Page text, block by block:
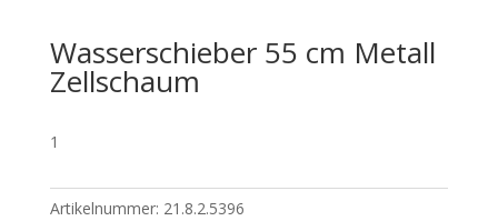
Wasserschieber 55 cm Metall
Zellschaum
1
Artikelnummer: 21.8.2.5396